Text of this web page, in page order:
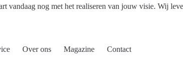
vandaag nog met het realiseren van jouw visie. Wij
Over ons Magazine Contact